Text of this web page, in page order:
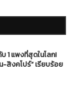
1 แพงที่สุดในโลก!
-สิงคโปร์” เรียบร้อย